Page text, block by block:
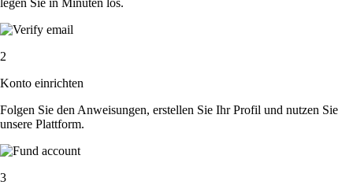
legen Sie in Minuten los.
2
Konto einrichten
Folgen Sie den Anweisungen, erstellen Sie Ihr Profil und nutzen Sie
unsere Plattform.
3